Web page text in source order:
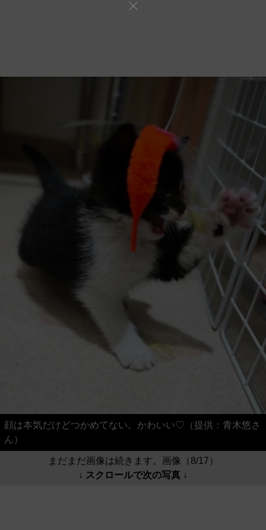
顔は本気だけどつかめてない。かわいい♡（提供：青木悠さ
ん）
まだまだ画像は続きます。画像（8/17）
↓ スクロールで次の写真 ↓